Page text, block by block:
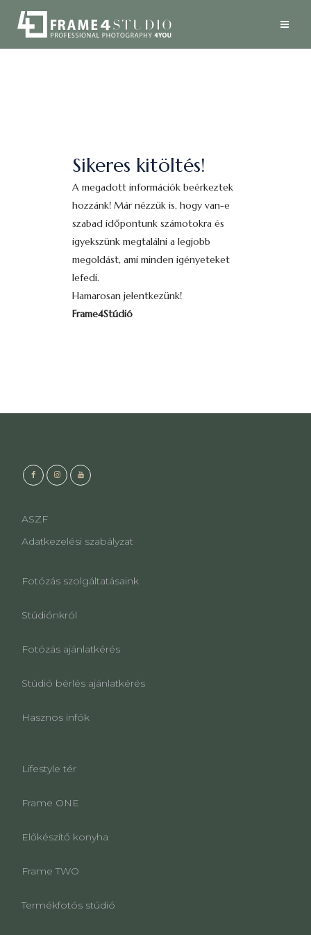
Sikeres kitöltés!
A megadott információk beérkeztek
hozzánk! Már nézzük is, hogy van-e
szabad időpontunk számotokra és
igyekszünk megtalálni a legjobb
megoldást, ami minden igényeteket
lefedi.
Hamarosan jelentkezünk!
Frame4Stúdió
ASZF
Adatkezelési szabályzat
Fotózás szolgáltatásaink
Stúdiónkról
Fotózás ajánlatkérés
Stúdió bérlés ajánlatkérés
Hasznos infók
Lifestyle tér
Frame ONE
Előkészítő konyha
Frame TWO
Termékfotós stúdió